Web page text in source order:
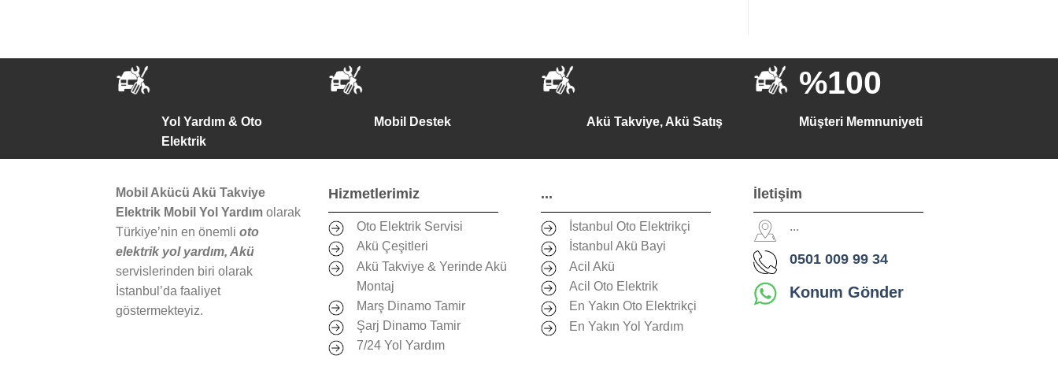
Yol Yardım & Oto
Elektrik
Mobil Destek Akü Takviye, Akü Satış
%100
Müşteri Memnuniyeti
Mobil Akücü Akü Takviye
Elektrik Mobil Yol Yardım olarak
Türkiye’nin en önemli oto
elektrik yol yardım, Akü
servislerinden biri olarak
İstanbul’da faaliyet
göstermekteyiz.
Hizmetlerimiz
Oto Elektrik Servisi
Akü Çeşitleri
Akü Takviye & Yerinde Akü
Montaj
Marş Dinamo Tamir
Şarj Dinamo Tamir
7/24 Yol Yardım
...
İstanbul Oto Elektrikçi
İstanbul Akü Bayi
Acil Akü
Acil Oto Elektrik
En Yakın Oto Elektrikçi
En Yakın Yol Yardım
İletişim
...
0501 009 99 34
Konum Gönder